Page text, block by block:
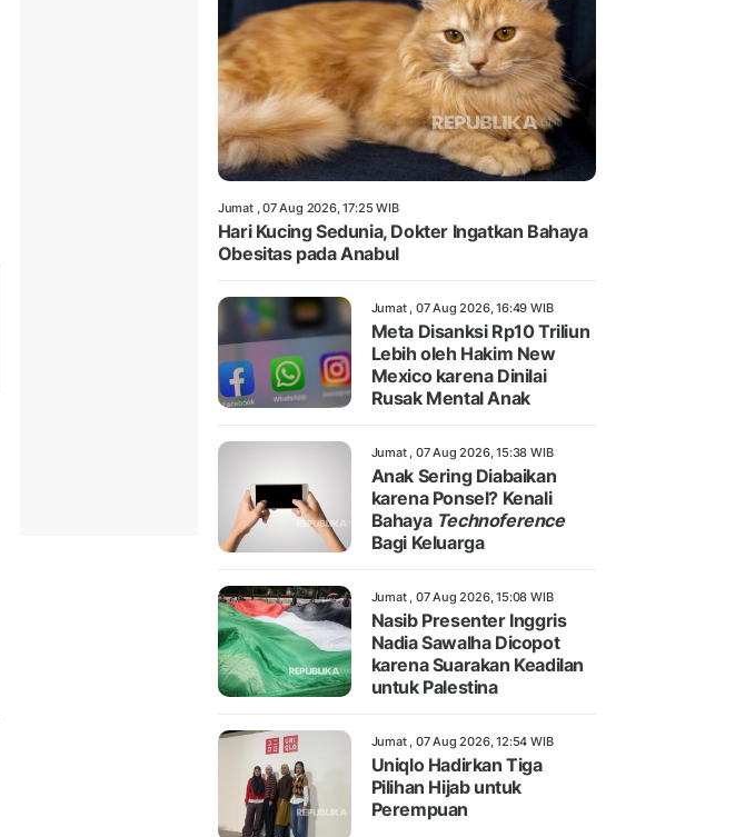
Jumat , 07 Aug 2026, 17:25 WIB
Hari Kucing Sedunia, Dokter Ingatkan Bahaya
Obesitas pada Anabul
Jumat , 07 Aug 2026, 16:49 WIB
Meta Disanksi Rp10 Triliun
Lebih oleh Hakim New
Mexico karena Dinilai
Rusak Mental Anak
Jumat , 07 Aug 2026, 15:38 WIB
Anak Sering Diabaikan
karena Ponsel? Kenali
Bahaya Technoference
Bagi Keluarga
Jumat , 07 Aug 2026, 15:08 WIB
Nasib Presenter Inggris
Nadia Sawalha Dicopot
karena Suarakan Keadilan
untuk Palestina
Jumat , 07 Aug 2026, 12:54 WIB
Uniqlo Hadirkan Tiga
Pilihan Hijab untuk
Perempuan